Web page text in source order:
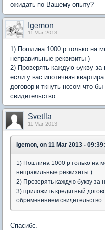
ожидать по Вашему опыту?
Igemon
11 Mar 2013
1) Пошлина 1000 р только на
неправильные реквизиты )
2) Проверять каждую букву за
если у вас ипотечная
договор и ткнуть носом что
свидетельство....
Svetlla
11 Mar 2013
Igemon, on 11 Mar 2013 - 09:39:
1) Пошлина 1000 р только на
неправильные реквизиты )
2) Проверять каждую букву за
3) приложить кредитный
обременением
Спасибо.